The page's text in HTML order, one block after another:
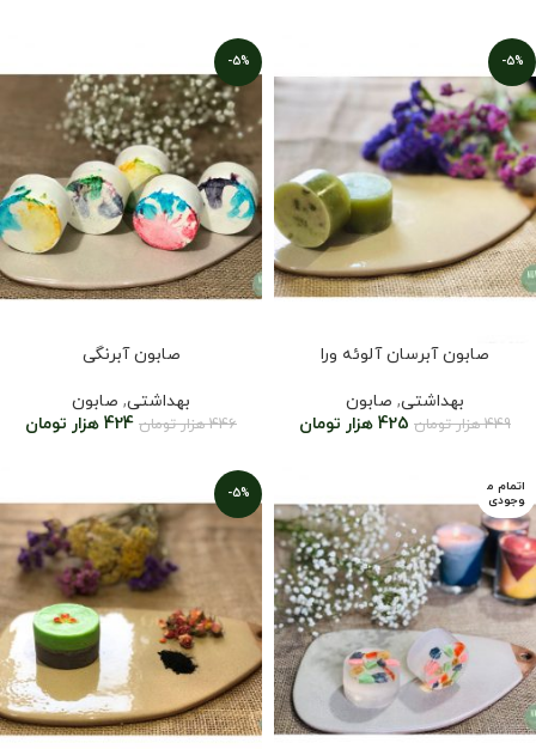
-5%
صابون آبرسان آلوئه ورا
بهداشتی, صابون
449 هزار تومان 425 هزار تومان
-5%
صابون آبرنگی
بهداشتی, صابون
446 هزار تومان 424 هزار تومان
اتمام م
وجودی
-5%